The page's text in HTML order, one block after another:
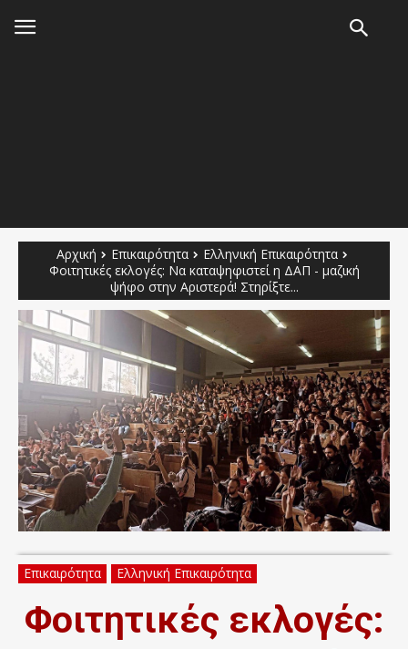
Αρχική Επικαιρότητα
Ελληνική Επικαιρότητα
Φοιτητικές εκλογές: Να καταψηφιστεί η ΔΑΠ - μαζική
ψήφο στην Αριστερά! Στηρίξτε...
Επικαιρότητα Ελληνική Επικαιρότητα
Φοιτητικές εκλογές: